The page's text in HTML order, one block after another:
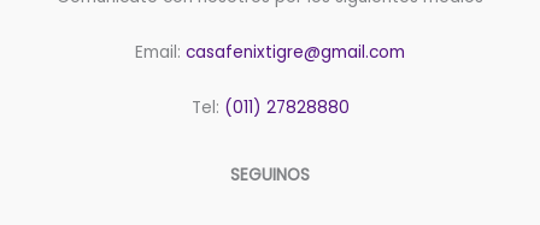
Email: casafenixtigre@gmail.com
Tel: (011) 27828880
SEGUINOS